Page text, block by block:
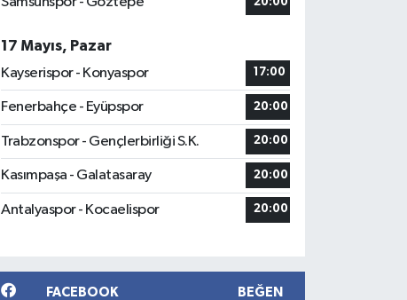
17 Mayıs, Pazar
Kayserispor - Konyaspor
17:00
Fenerbahçe - Eyüpspor 20:00
Trabzonspor - Gençlerbirliği S.K. 20:00
Kasımpaşa - Galatasaray 20:00
Antalyaspor - Kocaelispor 20:00
FACEBOOK BEĞEN